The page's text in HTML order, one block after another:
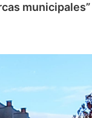
municipales”